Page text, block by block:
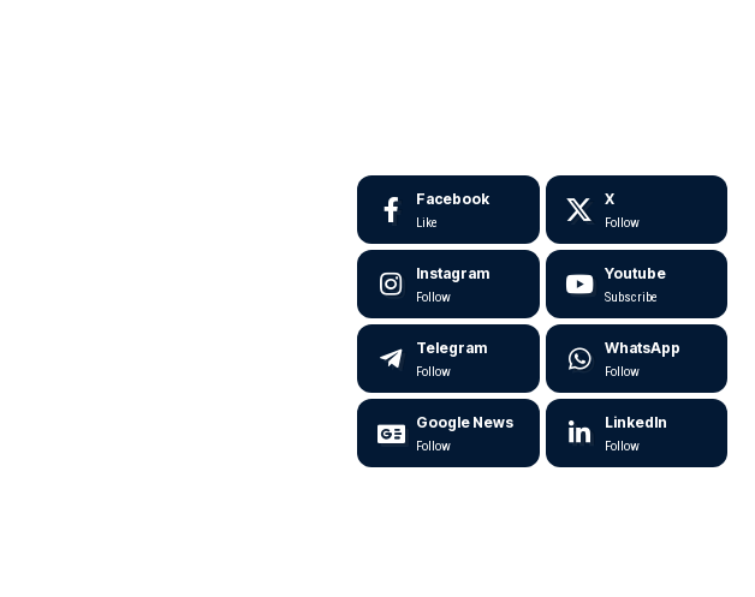
Facebook
Like
X
Follow
Instagram
Follow
Youtube
Subscribe
Telegram
Follow
WhatsApp
Follow
Google News
Follow
LinkedIn
Follow